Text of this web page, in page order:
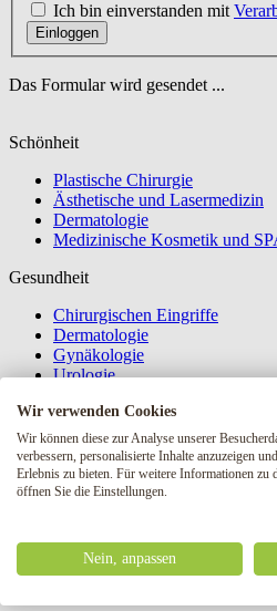
Ich bin einverstanden mit
Einloggen
Das Formular wird gesendet ...
Schönheit
Plastische Chirurgie
Ästhetische und Lasermedizin
Dermatologie
Medizinische Kosmetik und
Gesundheit
Chirurgischen Eingriffe
Dermatologie
Gynäkologie
Urologie
Schmerzbehandlung
Schmerzklinik
Über die Klinik
Blog
Wir verwenden Cookies
Wir können diese zur Analyse unserer
verbessern, personalisierte Inhalte anzuzeigen
Erlebnis zu bieten. Für weitere Informationen zu
öffnen Sie die Einstellungen.
Nein, anpassen